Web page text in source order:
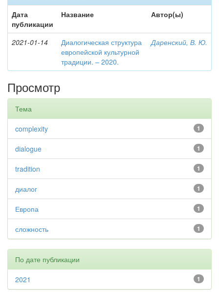
Дата
публикации
Название Автор(ы)
2021-01-14
Диалогическая структура
европейской культурной
традиции. – 2020.
Даренский, В. Ю.
Просмотр
Тема
1
complexity
1
dialogue
1
tradition
1
диалог
1
Европа
1
сложность
По дате публикации
1
2021